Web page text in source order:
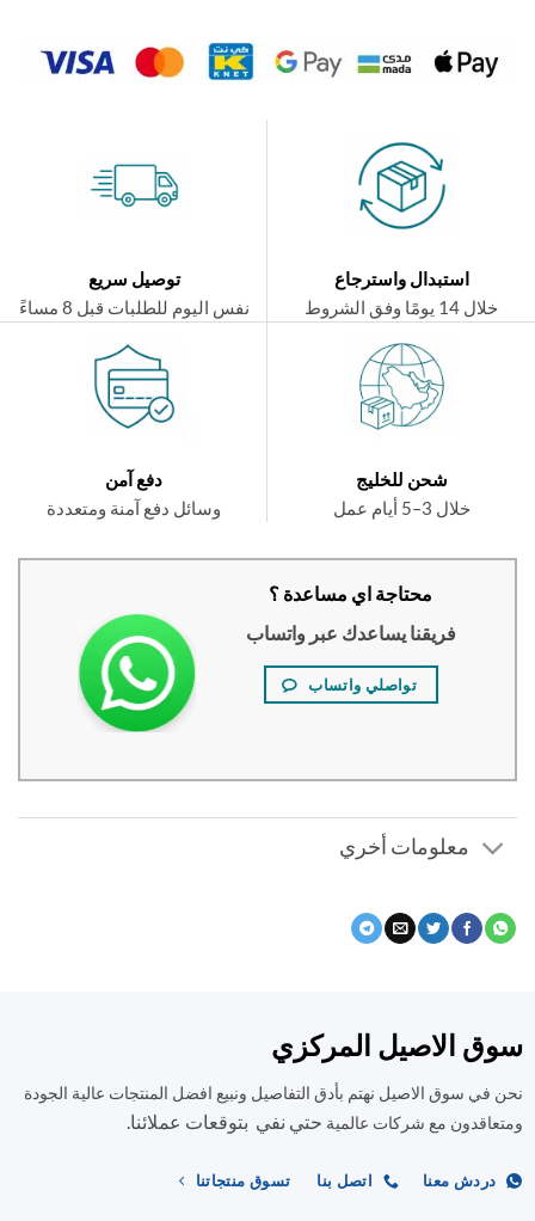
استبدال واسترجاع
توصيل سريع
نفس اليوم للطلبات قبل 8 مساءً
شحن للخليج
دفع آمن
وسائل دفع آمنة ومتعددة
محتاجة اي مساعدة ؟
فريقنا يساعدك عبر واتساب
تواصلي واتساب
معلومات أخري
الاصيل المركزي
سوق الاصيل نهتم بأدق التفاصيل ونبيع افضل المنتجات عالية الجودة
مع شركات عالميةحتي نفي بتوقعات عملائنا.
دردش معنا اتصل بنا تسوق منتجاتنا